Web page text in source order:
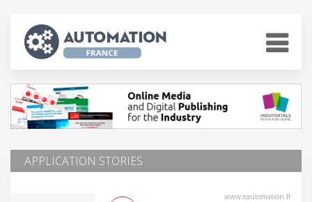
APPLICATION STORIES
www.eautomation.fr